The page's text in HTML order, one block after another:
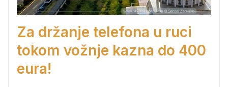
Za držanje telefona u ruci
tokom vožnje kazna do 400
eura!